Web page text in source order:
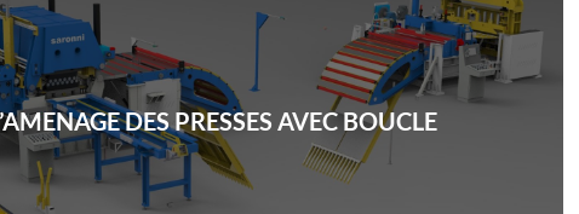
DES PRESSES AVEC BOUCLE